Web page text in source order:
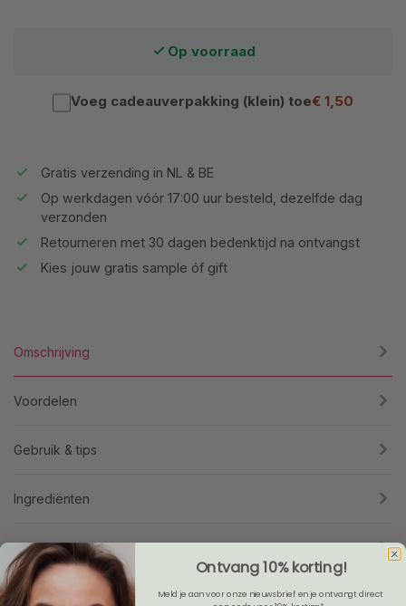
Op voorraad
Voeg cadeauverpakking (klein) toe€ 1,50
Gratis verzending in NL & BE
Op werkdagen vóór 17:00 uur besteld, dezelfde dag
verzonden
Retourneren met 30 dagen bedenktijd na ontvangst
Kies jouw gratis sample óf gift
Omschrijving
Voordelen
Gebruik & tips
Ingrediënten
Specificaties
Reviews
Ontvang 10% korting!
Meld je aan voor onze nieuwsbrief en je ontvangt direct